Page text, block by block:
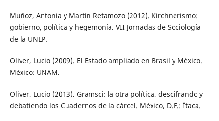
Muñoz, Antonia y Martín Retamozo (2012). Kirchnerismo:
gobierno, política y hegemonía. VII Jornadas de Sociología
de la UNLP.
Oliver, Lucio (2009). El Estado ampliado en Brasil y México.
México: UNAM.
Oliver, Lucio (2013). Gramsci: la otra política, descifrando y
debatiendo los Cuadernos de la cárcel. México, D.F.: Ítaca.